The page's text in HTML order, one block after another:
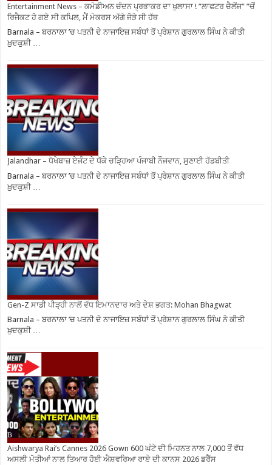
Entertainment News – ਕਮੇਡੀਅਨ ਚੰਦਨ ਪ੍ਰਭਾਕਰ ਦਾ ਖੁਲਾਸਾ ! ”ਲਾਫਟਰ ਚੈਲੇਂਜ” ”ਚੋਂ
ਰਿਜੈਕਟ ਹੋ ਗਏ ਸੀ ਕਪਿਲ, ਮੈਂ ਮੇਕਰਸ ਅੱਗੇ ਜੋੜੇ ਸੀ ਹੱਥ
Barnala – ਬਰਨਾਲਾ ’ਚ ਪਤਨੀ ਦੇ ਨਾਜਾਇਜ਼ ਸਬੰਧਾਂ ਤੋਂ ਪ੍ਰੇਸ਼ਾਨ ਗੁਰਲਾਲ ਸਿੰਘ ਨੇ ਕੀਤੀ
ਖ਼ੁਦਕੁਸ਼ੀ …
Jalandhar – ਧੋਖੇਬਾਜ਼ ਏਜੰਟ ਦੇ ਧੱਕੇ ਚੜ੍ਹਿਆ ਪੰਜਾਬੀ ਨੌਜਵਾਨ, ਸੁਣਾਈ ਹੱਡਬੀਤੀ
Barnala – ਬਰਨਾਲਾ ’ਚ ਪਤਨੀ ਦੇ ਨਾਜਾਇਜ਼ ਸਬੰਧਾਂ ਤੋਂ ਪ੍ਰੇਸ਼ਾਨ ਗੁਰਲਾਲ ਸਿੰਘ ਨੇ ਕੀਤੀ
ਖ਼ੁਦਕੁਸ਼ੀ …
Gen-Z ਸਾਡੀ ਪੀੜ੍ਹੀ ਨਾਲੋਂ ਵੱਧ ਇਮਾਨਦਾਰ ਅਤੇ ਦੇਸ਼ ਭਗਤ: Mohan Bhagwat
Barnala – ਬਰਨਾਲਾ ’ਚ ਪਤਨੀ ਦੇ ਨਾਜਾਇਜ਼ ਸਬੰਧਾਂ ਤੋਂ ਪ੍ਰੇਸ਼ਾਨ ਗੁਰਲਾਲ ਸਿੰਘ ਨੇ ਕੀਤੀ
ਖ਼ੁਦਕੁਸ਼ੀ …
Aishwarya Rai’s Cannes 2026 Gown 600 ਘੰਟੇ ਦੀ ਮਿਹਨਤ ਨਾਲ 7,000 ਤੋਂ ਵੱਧ
ਅਸਲੀ ਮੋਤੀਆਂ ਨਾਲ ਤਿਆਰ ਹੋਈ ਐਸ਼ਵਰਿਆ ਰਾਏ ਦੀ ਕਾਨਸ 2026 ਡਰੈੱਸ